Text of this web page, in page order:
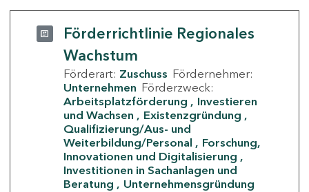
Förderrichtlinie Regionales
Wachstum
Förderart: Zuschuss Fördernehmer:
Unternehmen Förderzweck:
Arbeitsplatzförderung
Investieren
und Wachsen
Existenzgründung
Qualifizierung/Aus- und
Weiterbildung/Personal
Forschung,
Innovationen und Digitalisierung
Investitionen in Sachanlagen und
Beratung
Unternehmensgründung